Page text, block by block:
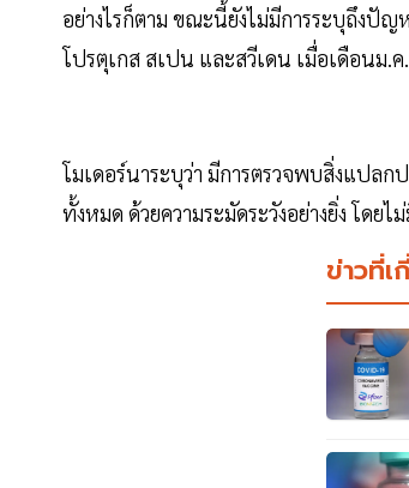
อย่างไรก็ตาม ขณะนี้ยังไม่มีการระบุถึงปั
โปรตุเกส สเปน และสวีเดน เมื่อเดือนม.
โมเดอร์นาระบุว่า มีการตรวจพบสิ่งแปล
ทั้งหมด ด้วยความระมัดระวังอย่างยิ่ง โด
ข่าวที่